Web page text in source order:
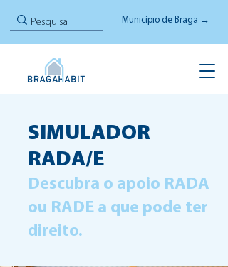
Município de Braga →
SIMULADOR
RADA/E
Descubra o apoio RADA
ou RADE a que pode ter
direito.